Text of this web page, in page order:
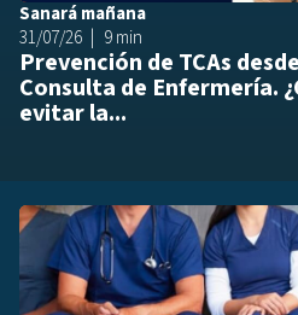
Sanará mañana
31/07/26
9 min
Prevención de TCAs
Consulta de Enfermería.
evitar la...